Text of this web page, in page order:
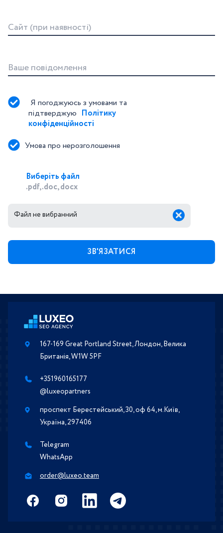
Сайт (при наявності)
Ваше повідомлення
Я погоджуюсь з умовами та
підтверджую Політику
конфіденційності
Умова про нерозголошення
Виберіть файл
.pdf, .doc, docx
Файл не вибранний
167-169 Great Portland Street, Лондон, Велика
Британія, W1W 5PF
+351960165177
@luxeopartners
проспект Берестейський, 30, оф 64, м.Київ,
Україна, 297406
Telegram
WhatsApp
order@luxeo.team